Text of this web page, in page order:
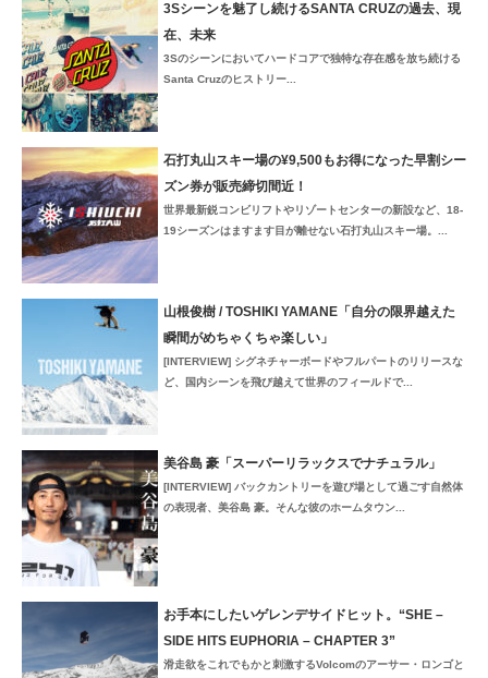
3Sシーンを魅了し続けるSANTA CRUZの過去、現
在、未来
3Sのシーンにおいてハードコアで独特な存在感を放ち続ける
Santa Cruzのヒストリー...
石打丸山スキー場の¥9,500もお得になった早割シー
ズン券が販売締切間近！
世界最新鋭コンビリフトやリゾートセンターの新設など、18-
19シーズンはますます目が離せない石打丸山スキー場。...
山根俊樹 / TOSHIKI YAMANE「自分の限界越えた
瞬間がめちゃくちゃ楽しい」
[INTERVIEW] シグネチャーボードやフルパートのリリースな
ど、国内シーンを飛び越えて世界のフィールドで...
美谷島 豪「スーパーリラックスでナチュラル」
[INTERVIEW] バックカントリーを遊び場として過ごす自然体
の表現者、美谷島 豪。そんな彼のホームタウン...
お手本にしたいゲレンデサイドヒット。“SHE –
SIDE HITS EUPHORIA – CHAPTER 3”
滑走欲をこれでもかと刺激するVolcomのアーサー・ロンゴと